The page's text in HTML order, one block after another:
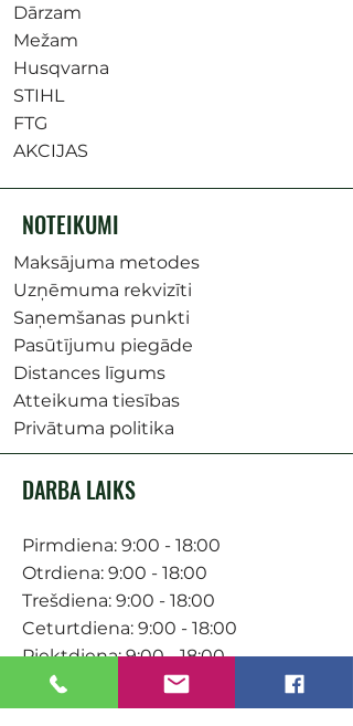
Dārzam
Mežam
Husqvarna
STIHL
FTG
AKCIJAS
NOTEIKUMI
Maksājuma metodes
Uzņēmuma rekvizīti
Saņemšanas punkti
Pasūtījumu piegāde
Distances līgums
Atteikuma tiesības
Privātuma politika
DARBA LAIKS
Pirmdiena: 9:00 - 18:00
Otrdiena: 9:00 - 18:00
Trešdiena: 9:00 - 18:00
Ceturtdiena: 9:00 - 18:00
Piektdiena: 9:00 - 18:00
Sestdiena: 9:00-15:00